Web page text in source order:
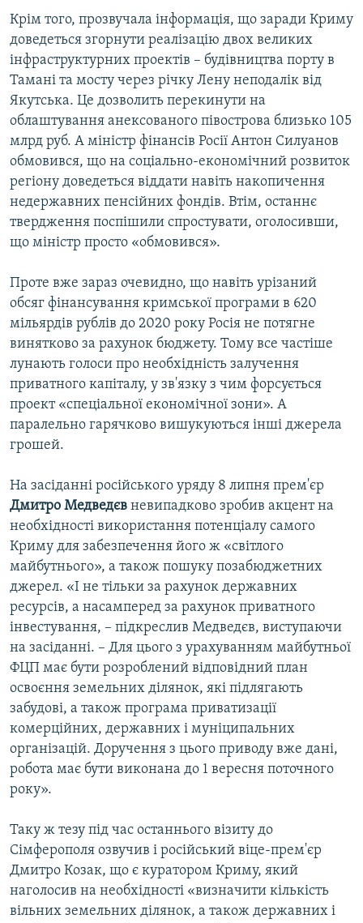
Крім того, прозвучала інформація, що заради Криму
доведеться згорнути реалізацію двох великих
інфраструктурних проектів – будівництва порту в
Тамані та мосту через річку Лену неподалік від
Якутська. Це дозволить перекинути на
облаштування анексованого півострова близько 105
млрд руб. А міністр фінансів Росії Антон Силуанов
обмовився, що на соціально-економічний розвиток
регіону доведеться віддати навіть накопичення
недержавних пенсійних фондів. Втім, останнє
твердження поспішили спростувати, оголосивши,
що міністр просто «обмовився».
Проте вже зараз очевидно, що навіть урізаний
обсяг фінансування кримської програми в 620
мільярдів рублів до 2020 року Росія не потягне
винятково за рахунок бюджету. Тому все частіше
лунають голоси про необхідність залучення
приватного капіталу, у зв'язку з чим форсується
проект «спеціальної економічної зони». А
паралельно гарячково вишукуються інші джерела
грошей.
На засіданні російського уряду 8 липня прем'єр
Дмитро Медведєв невипадково зробив акцент на
необхідності використання потенціалу самого
Криму для забезпечення його ж «світлого
майбутнього», а також пошуку позабюджетних
джерел. «І не тільки за рахунок державних
ресурсів, а насамперед за рахунок приватного
інвестування, – підкреслив Медведєв, виступаючи
на засіданні. – Для цього з урахуванням майбутньої
ФЦП має бути розроблений відповідний план
освоєння земельних ділянок, які підлягають
забудові, а також програма приватизації
комерційних, державних і муніципальних
організацій. Доручення з цього приводу вже дані,
робота має бути виконана до 1 вересня поточного
року».
Таку ж тезу під час останнього візиту до
Сімферополя озвучив і російський віце-прем'єр
Дмитро Козак, що є куратором Криму, який
наголосив на необхідності «визначити кількість
вільних земельних ділянок, а також державних і